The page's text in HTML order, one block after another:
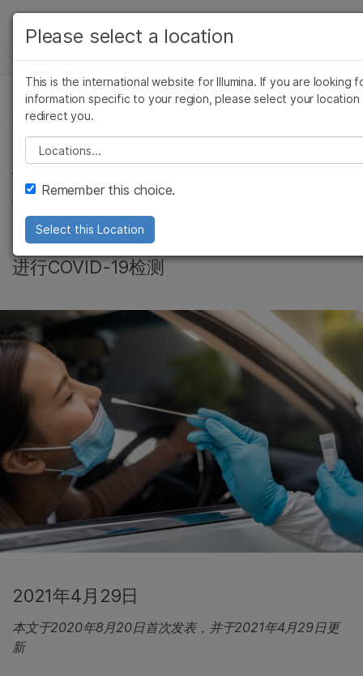
Skip to content
解决方案
学习
公司
支持
推荐内容链接
新闻中心
药物开发基因组学, 微生物基因组学, 微生物, 产品
将COVIDSeq检测带
给更多客户
FDA的第二次修订利用其他的因美纳测序仪
进行COVID-19检测
2021年4月29日
本文于2020年8月20日首次发表，并于2021年4月29日更
新
查看更多相关内容。选择您感兴趣的领域:
癌症研究
微生物学
农业基因组学
复杂疾病
临床肿瘤学
遗传病和罕见病
Please select a location
This is the international website for Illumina. If you are looking
information specific to your region, please select your location
redirect you.
Please select a location
Remember this choice.
Select this Location